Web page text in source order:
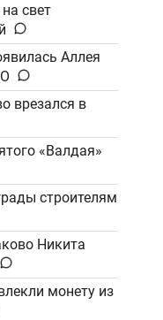
свет
Аллея
врезался в
«Валдая»
строителям
Никита
монету из